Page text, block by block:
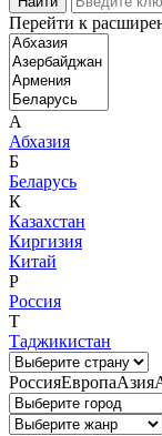
Перейти к
А
Абхазия
Б
Беларусь
К
Казахстан
Киргизия
Китай
Р
Россия
Т
Таджикистан
РоссияЕвропаАзия